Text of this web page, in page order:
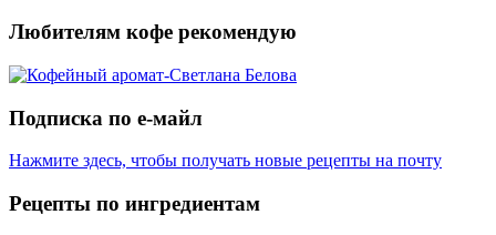
Любителям кофе рекомендую
Подписка по е-майл
Нажмите здесь, чтобы получать новые рецепты на почту
Рецепты по ингредиентам